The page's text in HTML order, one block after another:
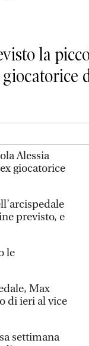
la
Alessia
giocatorice
previsto, e
le
Max
di ieri al vice
settimana